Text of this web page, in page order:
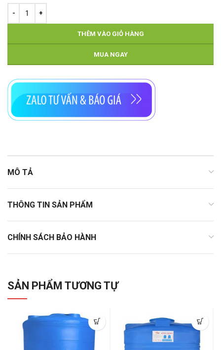
THÊM VÀO GIỎ HÀNG
MUA NGAY
MÔ TẢ
THÔNG TIN SẢN PHẨM
CHÍNH SÁCH BẢO HÀNH
SẢN PHẨM TƯƠNG TỰ